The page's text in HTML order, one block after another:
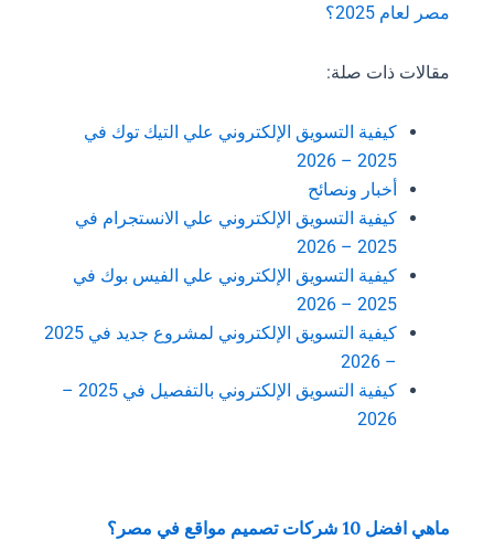
مصر لعام 2025؟
مقالات ذات صلة:
كيفية التسويق الإلكتروني علي التيك توك في
2025 – 2026
أخبار ونصائح
كيفية التسويق الإلكتروني علي الانستجرام في
2025 – 2026
كيفية التسويق الإلكتروني علي الفيس بوك في
2025 – 2026
كيفية التسويق الإلكتروني لمشروع جديد في 2025
– 2026
كيفية التسويق الإلكتروني بالتفصيل في 2025 –
2026
ماهي افضل 10 شركات تصميم مواقع في مصر؟